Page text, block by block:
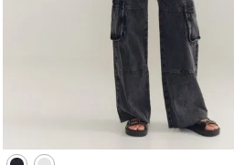
G
M
ADICIONAR À SACOLA